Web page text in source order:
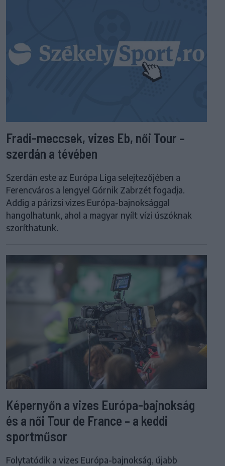
Fradi-meccsek, vizes Eb, női Tour –
szerdán a tévében
Szerdán este az Európa Liga selejtezőjében a
Ferencváros a lengyel Górnik Zabrzét fogadja.
Addig a párizsi vizes Európa-bajnoksággal
hangolhatunk, ahol a magyar nyílt vízi úszóknak
szoríthatunk.
Képernyőn a vizes Európa-bajnokság
és a női Tour de France – a keddi
sportműsor
Folytatódik a vizes Európa-bajnokság, újabb